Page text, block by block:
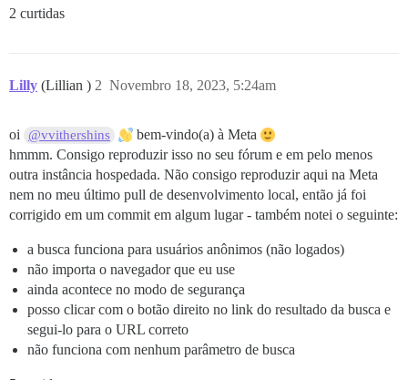
2 curtidas
Lilly (Lillian ) Novembro 18, 2023, 5:24am
2
oi @vvithershins
bem-vindo(a) à Meta
hmmm. Consigo reproduzir isso no seu fórum e em pelo menos
outra instância hospedada. Não consigo reproduzir aqui na Meta
nem no meu último pull de desenvolvimento local, então já foi
corrigido em um commit em algum lugar - também notei o seguinte:
a busca funciona para usuários anônimos (não logados)
não importa o navegador que eu use
ainda acontece no modo de segurança
posso clicar com o botão direito no link do resultado da busca e
segui-lo para o URL correto
não funciona com nenhum parâmetro de busca